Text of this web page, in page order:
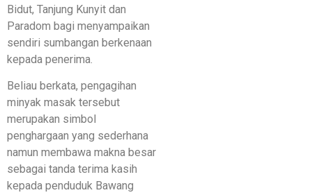
Bidut, Tanjung Kunyit dan
Paradom bagi menyampaikan
sendiri sumbangan berkenaan
kepada penerima.
Beliau berkata, pengagihan
minyak masak tersebut
merupakan simbol
penghargaan yang sederhana
namun membawa makna besar
sebagai tanda terima kasih
kepada penduduk Bawang